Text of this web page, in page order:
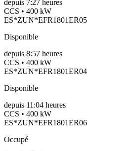
depuis 7:27 heures
CCS • 400 kW
ES*ZUN*EFR1801ER05
Disponible
depuis 8:57 heures
CCS • 400 kW
ES*ZUN*EFR1801ER04
Disponible
depuis 11:04 heures
CCS • 400 kW
ES*ZUN*EFR1801ER06
Occupé